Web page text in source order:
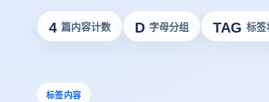
4 篇内容计数 D 字母分组 TAG 标签
标签内容